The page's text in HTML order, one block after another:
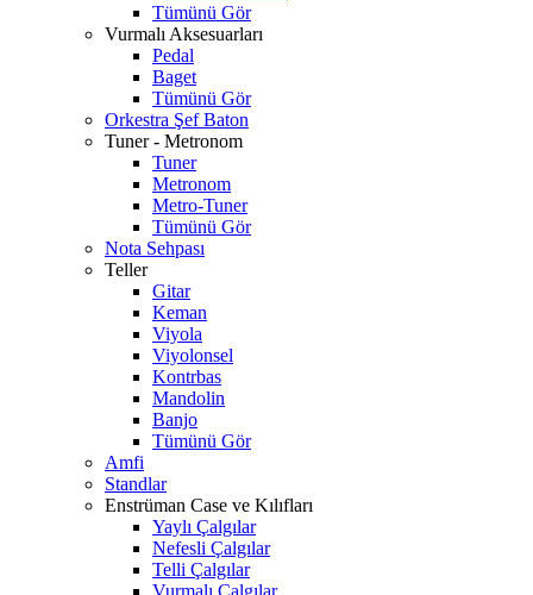
Tümünü Gör
Vurmalı Aksesuarları
Pedal
Baget
Tümünü Gör
Orkestra Şef Baton
Tuner - Metronom
Tuner
Metronom
Metro-Tuner
Tümünü Gör
Nota Sehpası
Teller
Gitar
Keman
Viyola
Viyolonsel
Kontrbas
Mandolin
Banjo
Tümünü Gör
Amfi
Standlar
Enstrüman Case ve Kılıfları
Yaylı Çalgılar
Nefesli Çalgılar
Telli Çalgılar
Vurmalı Çalgılar